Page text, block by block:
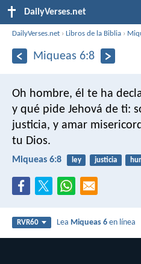
DailyVerses.net
DailyVerses.net ›Libros de la Biblia ›
Miqueas 6:8
Oh hombre, él te ha
y qué pide Jehová de ti:
justicia, y amar
tu Dios.
Miqueas 6:8 ley justicia
RVR60 Lea Miqueas 6 en línea